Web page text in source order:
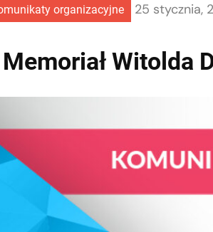
organizacyjne 25 stycznia,
Memoriał Witolda